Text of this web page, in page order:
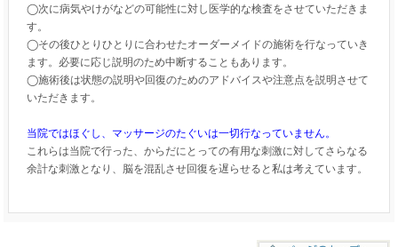
◯次に病気やけがなどの可能性に対し医学的な検査をさせていただきま
す。
◯その後ひとりひとりに合わせたオーダーメイドの施術を行なっていき
ます。必要に応じ説明のため中断することもあります。
◯施術後は状態の説明や回復のためのアドバイスや注意点を説明させて
いただきます。
当院ではほぐし、マッサージのたぐいは一切行なっていません。
これらは当院で行った、からだにとっての有用な刺激に対してさらなる
余計な刺激となり、脳を混乱させ回復を遅らせると私は考えています。